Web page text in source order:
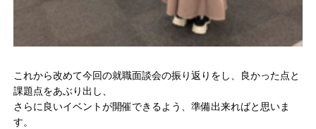
これから改めて今回の就職面談会の振り返りをし、良かった点と
課題点をあぶり出し、
さらに良いイベントが開催できるよう、準備出来ればと思いま
す。